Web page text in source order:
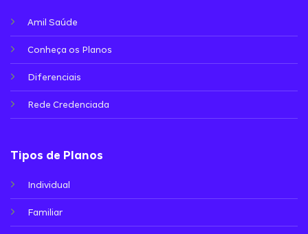
Amil Saúde
Conheça os Planos
Diferenciais
Rede Credenciada
Tipos de Planos
Individual
Familiar